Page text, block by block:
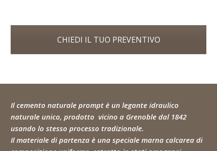
CHIEDI IL TUO PREVENTIVO
Il cemento naturale prompt è un legante idraulico
naturale unico, prodotto vicino a Grenoble dal 1842
usando lo stesso processo tradizionale.
Il materiale di partenza è una speciale marna calcarea di